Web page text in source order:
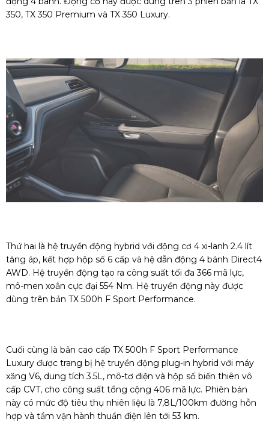
350, TX 350 Premium và TX 350 Luxury.
Thứ hai là hệ truyền động hybrid với động cơ 4 xi-lanh 2.4 lít
tăng áp, kết hợp hộp số 6 cấp và hệ dẫn động 4 bánh Direct4
AWD. Hệ truyền động tạo ra công suất tối đa 366 mã lực,
mô-men xoắn cực đại 554 Nm. Hệ truyền động này được
dùng trên bản TX 500h F Sport Performance.
Cuối cùng là bản cao cấp TX 500h F Sport Performance
Luxury được trang bị hệ truyền động plug-in hybrid với máy
xăng V6, dung tích 3.5L, mô-tơ điện và hộp số biến thiên vô
cấp CVT, cho công suất tổng cộng 406 mã lực. Phiên bản
này có mức độ tiêu thụ nhiên liệu là 7,8L/100km đường hỗn
hợp và tầm vận hành thuần điện lên tới 53 km.